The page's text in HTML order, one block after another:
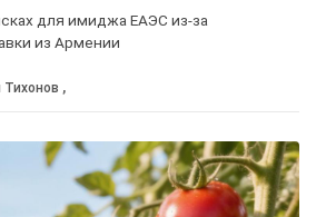
для имиджа ЕАЭС из-за
из Армении
Тихонов ,